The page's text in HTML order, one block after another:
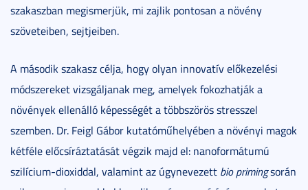
szakaszban megismerjük, mi zajlik pontosan a növény
szöveteiben, sejtjeiben.
A második szakasz célja, hogy olyan innovatív előkezelési
módszereket vizsgáljanak meg, amelyek fokozhatják a
növények ellenálló képességét a többszörös stresszel
szemben. Dr. Feigl Gábor kutatóműhelyében a növényi magok
kétféle előcsíráztatását végzik majd el: nanoformátumú
szilícium-dioxiddal, valamint az úgynevezett bio primingsorán